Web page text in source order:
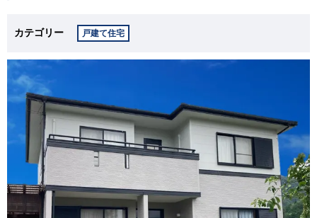
カテゴリー 戸建て住宅